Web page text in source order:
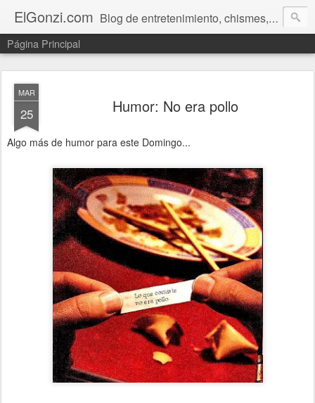
ElGonzi.com Blog de entretenimiento, chismes, humor, farándula, curiosidades, ovnis, noticias calientes, fotos, videos, paranormal y ¡más!
Página Principal
MAR
25 Humor: No era pollo
Algo más de humor para este Domingo...